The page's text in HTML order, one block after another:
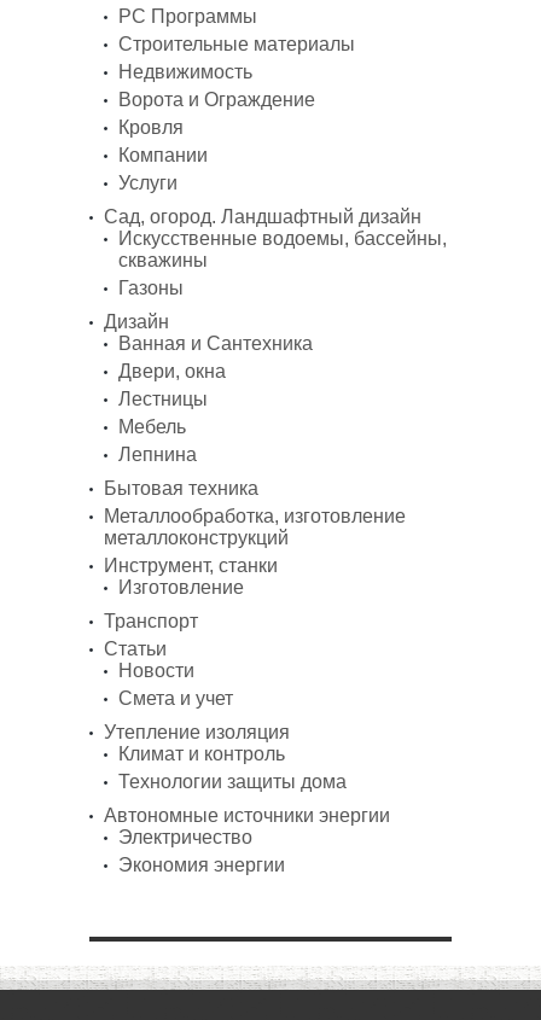
PC Программы
Строительные материалы
Недвижимость
Ворота и Ограждение
Кровля
Компании
Услуги
Сад, огород. Ландшафтный дизайн
Искусственные водоемы, бассейны,
скважины
Газоны
Дизайн
Ванная и Сантехника
Двери, окна
Лестницы
Мебель
Лепнина
Бытовая техника
Металлообработка, изготовление
металлоконструкций
Инструмент, станки
Изготовление
Транспорт
Статьи
Новости
Смета и учет
Утепление изоляция
Климат и контроль
Технологии защиты дома
Автономные источники энергии
Электричество
Экономия энергии